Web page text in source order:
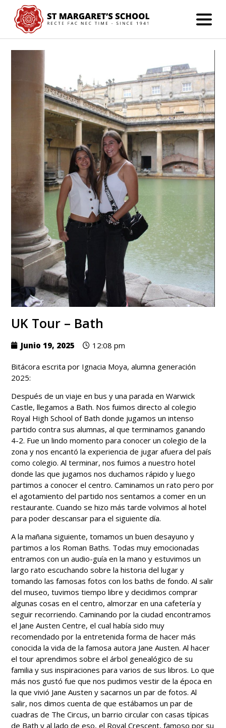
UK Tour – Bath
Junio 19, 2025 12:08 pm
Bitácora escrita por Ignacia Moya, alumna generación
2025:
Después de un viaje en bus y una parada en Warwick
Castle, llegamos a Bath. Nos fuimos directo al colegio
Royal High School of Bath donde jugamos un intenso
partido contra sus alumnas, al que terminamos ganando
4-2. Fue un lindo momento para conocer un colegio de la
zona y nos encantó la experiencia de jugar afuera del país
como colegio. Al terminar, nos fuimos a nuestro hotel
donde las que jugamos nos duchamos rápido y luego
partimos a conocer el centro. Caminamos un rato pero por
el agotamiento del partido nos sentamos a comer en un
restaurante. Cuando se hizo más tarde volvimos al hotel
para poder descansar para el siguiente día.
A la mañana siguiente, tomamos un buen desayuno y
partimos a los Roman Baths. Todas muy emocionadas
entramos con un audio-guía en la mano y estuvimos un
largo rato escuchando sobre la historia del lugar y
tomando las famosas fotos con los baths de fondo. Al salir
del museo, tuvimos tiempo libre y decidimos comprar
algunas cosas en el centro, almorzar en una cafetería y
seguir recorriendo. Caminando por la ciudad encontramos
el Jane Austen Centre, el cual había sido muy
recomendado por la entretenida forma de hacer más
conocida la vida de la famosa autora Jane Austen. Al hacer
el tour aprendimos sobre el árbol genealógico de su
familia y sus inspiraciones para varios de sus libros. Lo que
más nos gustó fue que nos pudimos vestir de la época en
la que vivió Jane Austen y sacarnos un par de fotos. Al
salir, nos dimos cuenta de que estábamos un par de
cuadras de The Circus, un barrio circular con casas típicas
de Bath y al lado de eso, el Royal Crescent, famoso por su